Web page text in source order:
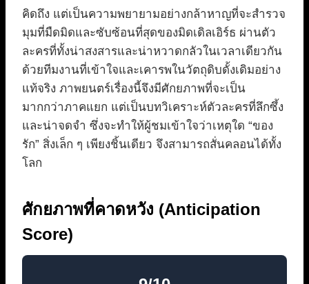
คิดถึง แต่เป็นความพยายามอย่างกล้าหาญที่จะสำรวจ
มุมที่มืดมิดและซับซ้อนที่สุดของมิดเดิลเอิร์ธ ผ่านตัว
ละครที่ทั้งน่าสงสารและน่าหวาดกลัวในเวลาเดียวกัน
ด้วยทีมงานที่เข้าใจและเคารพในวัตถุดิบดั้งเดิมอย่าง
แท้จริง ภาพยนตร์เรื่องนี้จึงมีศักยภาพที่จะเป็น
มากกว่าภาคแยก แต่เป็นบทวิเคราะห์ตัวละครที่ลึกซึ้ง
และน่าจดจำ ซึ่งจะทำให้ผู้ชมเข้าใจว่าเหตุใด “ของ
รัก” สิ่งเล็ก ๆ เพียงชิ้นเดียว จึงสามารถสั่นคลอนได้ทั้ง
โลก
ศักยภาพที่คาดหวัง (Anticipation
Score)